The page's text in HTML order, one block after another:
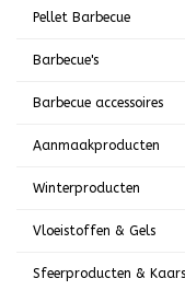
Pellet Barbecue
Barbecue's
Barbecue accessoires
Aanmaakproducten
Winterproducten
Vloeistoffen & Gels
Sfeerproducten &